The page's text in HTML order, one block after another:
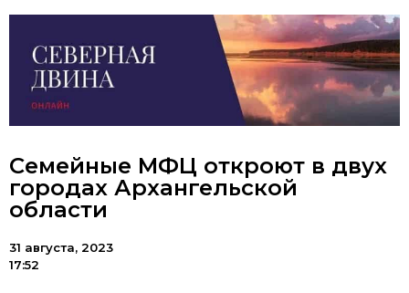
Семейные МФЦ откроют в двух
городах Архангельской
области
31 августа, 2023
17:52